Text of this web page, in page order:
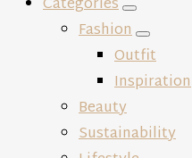
expand
child
menu
Fashion expand
child
menu
Outfit
Inspiration
Beauty
Sustainability